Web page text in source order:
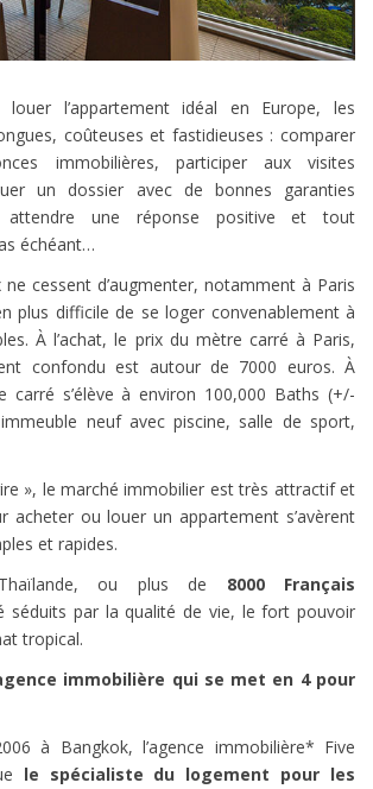
l’appartement idéal en Europe, les
coûteuses et fastidieuses : comparer
immobilières, participer aux visites
un dossier avec de bonnes garanties
attendre une réponse positive et tout
échéant…
ne cessent d’augmenter, notamment à Paris
plus difficile de se loger convenablement à
À l’achat, le prix du mètre carré à Paris,
confondu est autour de 7000 euros. À
carré s’élève à environ 100,000 Baths (+/-
neuf avec piscine, salle de sport,
», le marché immobilier est très attractif et
acheter ou louer un appartement s’avèrent
et rapides.
ou plus de 8000 Français
séduits par la qualité de vie, le fort pouvoir
tropical.
immobilière qui se met en 4 pour
à Bangkok, l’agence immobilière* Five
le spécialiste du logement pour les